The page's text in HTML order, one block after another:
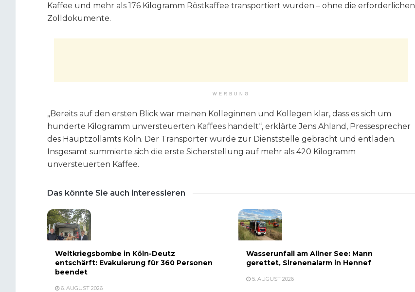
Kaffee und mehr als 176 Kilogramm Röstkaffee transportiert wurden – ohne die erforderlichen
Zolldokumente.
WERBUNG
„Bereits auf den ersten Blick war meinen Kolleginnen und Kollegen klar, dass es sich um
hunderte Kilogramm unversteuerten Kaffees handelt“, erklärte Jens Ahland, Pressesprecher
des Hauptzollamts Köln. Der Transporter wurde zur Dienststelle gebracht und entladen.
Insgesamt summierte sich die erste Sicherstellung auf mehr als 420 Kilogramm
unversteuerten Kaffee.
Das könnte Sie auch interessieren
Weltkriegsbombe in Köln-Deutz
entschärft: Evakuierung für 360 Personen
beendet
6. AUGUST 2026
Wasserunfall am Allner See: Mann
gerettet, Sirenenalarm in Hennef
5. AUGUST 2026